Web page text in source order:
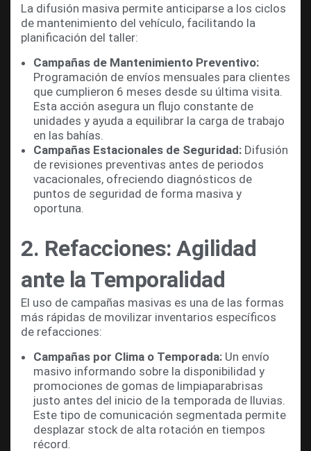
La difusión masiva permite anticiparse a los ciclos
de mantenimiento del vehículo, facilitando la
planificación del taller:
Campañas de Mantenimiento Preventivo:
Programación de envíos mensuales para clientes
que cumplieron 6 meses desde su última visita.
Esta acción asegura un flujo constante de
unidades y ayuda a equilibrar la carga de trabajo
en las bahías.
Campañas Estacionales de Seguridad: Difusión
de revisiones preventivas antes de periodos
vacacionales, ofreciendo diagnósticos de
puntos de seguridad de forma masiva y
oportuna.
2. Refacciones: Agilidad
ante la Temporalidad
El uso de campañas masivas es una de las formas
más rápidas de movilizar inventarios específicos
de refacciones:
Campañas por Clima o Temporada: Un envío
masivo informando sobre la disponibilidad y
promociones de gomas de limpiaparabrisas
justo antes del inicio de la temporada de lluvias.
Este tipo de comunicación segmentada permite
desplazar stock de alta rotación en tiempos
récord.